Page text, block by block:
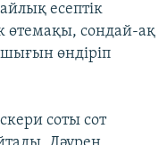
есептік
өтемақы, сондай-ақ
өндіріп
соты сот